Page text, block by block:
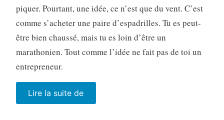
piquer. Pourtant, une idée, ce n’est que du vent. C’est
comme s’acheter une paire d’espadrilles. Tu es peut-
être bien chaussé, mais tu es loin d’être un
marathonien. Tout comme l’idée ne fait pas de toi un
entrepreneur.
Lire la suite de« A
go,